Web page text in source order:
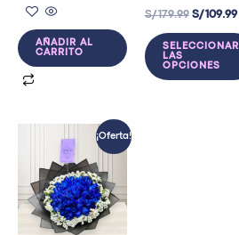
AÑADIR AL
CARRITO
S/179.99 S/109.99
SELECCIONAR
LAS
OPCIONES
¡Oferta!
precio
original
era:
S/ 249.99.
El
precio
S/ 180.00.